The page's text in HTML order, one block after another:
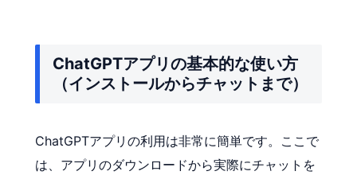
ChatGPTアプリの基本的な使い方
（インストールからチャットまで）
ChatGPTアプリの利用は非常に簡単です。ここで
は、アプリのダウンロードから実際にチャットを